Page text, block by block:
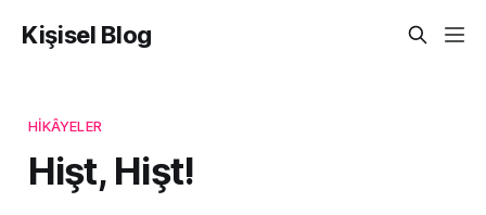
Kişisel Blog
HIKÂYELER
Hişt, Hişt!